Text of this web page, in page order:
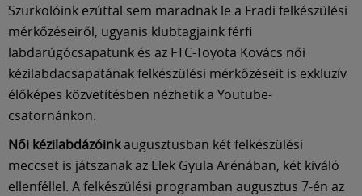
Szurkolóink ezúttal sem maradnak le a Fradi felkészülési
mérkőzéseiről, ugyanis klubtagjaink férfi
labdarúgócsapatunk és az FTC-Toyota Kovács női
kézilabdacsapatának felkészülési mérkőzéseit is exkluzív
élőképes közvetítésben nézhetik a Youtube-
csatornánkon.
Női kézilabdázóinkaugusztusban két felkészülési
meccset is játszanak az Elek Gyula Arénában, két kiváló
ellenféllel. A felkészülési programban augusztus 7-én az
Shop
Közösség
Múzeum
English